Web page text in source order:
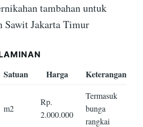
tambahan untuk
Sawit Jakarta Timur
Satuan Harga Keterangan
m2
Rp.
2.000.000
Termasuk
bunga
rangkai